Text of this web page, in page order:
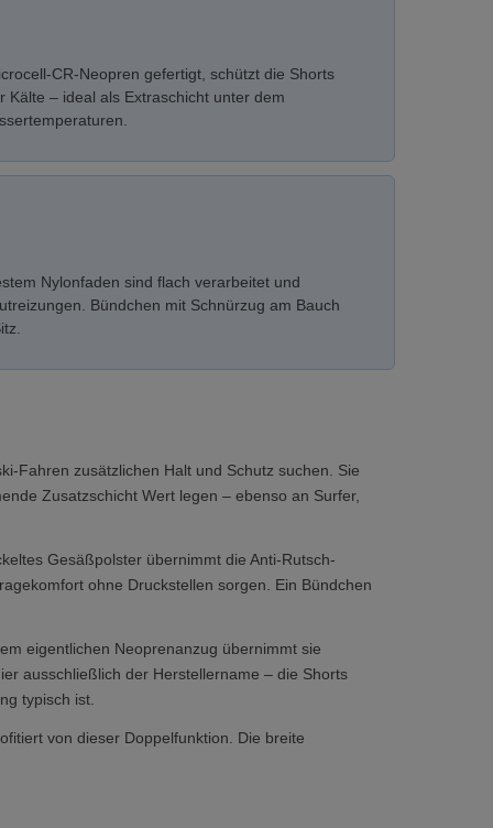
CR-Neopren gefertigt, schützt die Shorts
Kälte – ideal als Extraschicht unter dem
Nylonfaden sind flach verarbeitet und
Bündchen mit Schnürzug am Bauch
Fahren zusätzlichen Halt und Schutz suchen. Sie
Zusatzschicht Wert legen – ebenso an Surfer,
Gesäßpolster übernimmt die Anti-Rutsch-
ohne Druckstellen sorgen. Ein Bündchen
eigentlichen Neoprenanzug übernimmt sie
ausschließlich der Herstellername – die Shorts
typisch ist.
von dieser Doppelfunktion. Die breite